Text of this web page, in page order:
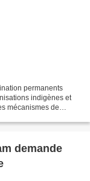
permanents
indigènes et
mécanismes de
demande